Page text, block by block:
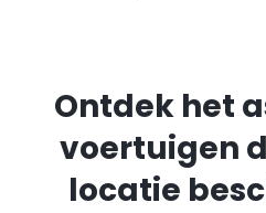
Ontdek het
voertuigen
locatie